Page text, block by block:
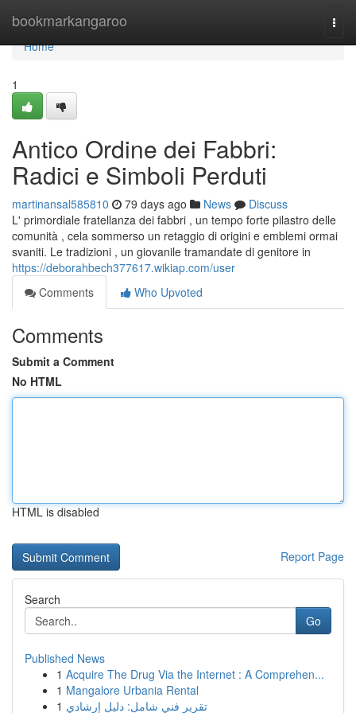
bookmarkangaroo
Home
Home
1
Antico Ordine dei Fabbri:
Radici e Simboli Perduti
martinansal585810 79 days ago News
Discuss
L' primordiale fratellanza dei fabbri , un tempo forte pilastro delle
comunità , cela sommerso un retaggio di origini e emblemi ormai
svaniti. Le tradizioni , un giovanile tramandate di genitore in
https://deborahbech377617.wikiap.com/user
Comments
Who Upvoted
Comments
Submit a Comment
No HTML
HTML is disabled
Report Page
Search
Go
Published News
1 Acquire The Drug Via the Internet : A Comprehen...
1 Mangalore Urbania Rental
1 تقرير فني شامل: دليل إرشادي